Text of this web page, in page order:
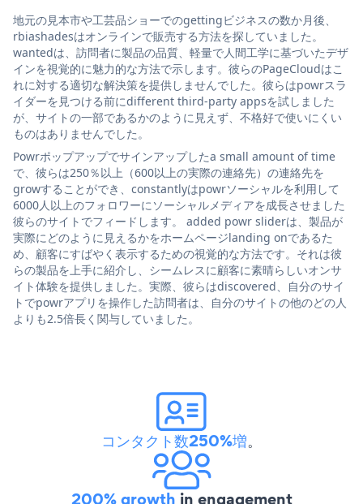
地元の見本市や工芸品ショーでのgettingビジネスの数か月後、
rbiashadesはオンラインで販売する方法を探していました。
wantedは、訪問者に製品の品質、軽量で人間工学に基づいたデザ
インを視覚的に魅力的な方法で示します。彼らのPageCloudはこ
れに対する適切な解決策を提供しませんでした。彼らはpowrスラ
イダーを見つける前にdifferent third-party appsを試しました
が、サイトの一部であるかのように見えず、不格好で使いにくい
ものはありませんでした。
Powrポップアップでサインアップしたa small amount of time
で、彼らは250％以上（600以上の実際の連絡先）の連絡先を
growすることができ、constantlyはpowrソーシャルを利用して
6000人以上のフォロワーにソーシャルメディアを成長させました
彼らのサイトでフィードします。 added powr sliderは、製品が
実際にどのように見えるかをホームページlanding onであるた
め、顧客にすばやく表示するための視覚的な方法です。それは彼
らの製品を上手に紹介し、シームレスに顧客に素晴らしいオンサ
イト体験を提供しました。実際、彼らはdiscovered、自分のサイ
トでpowrアプリを操作した訪問者は、自分のサイトの他のどの人
よりも2.5倍長く関与していました。
コンタクト数250%増。
200% growth in engagement